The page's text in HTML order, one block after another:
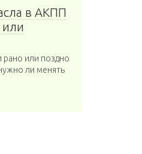
в АКПП
или поздно
ли менять